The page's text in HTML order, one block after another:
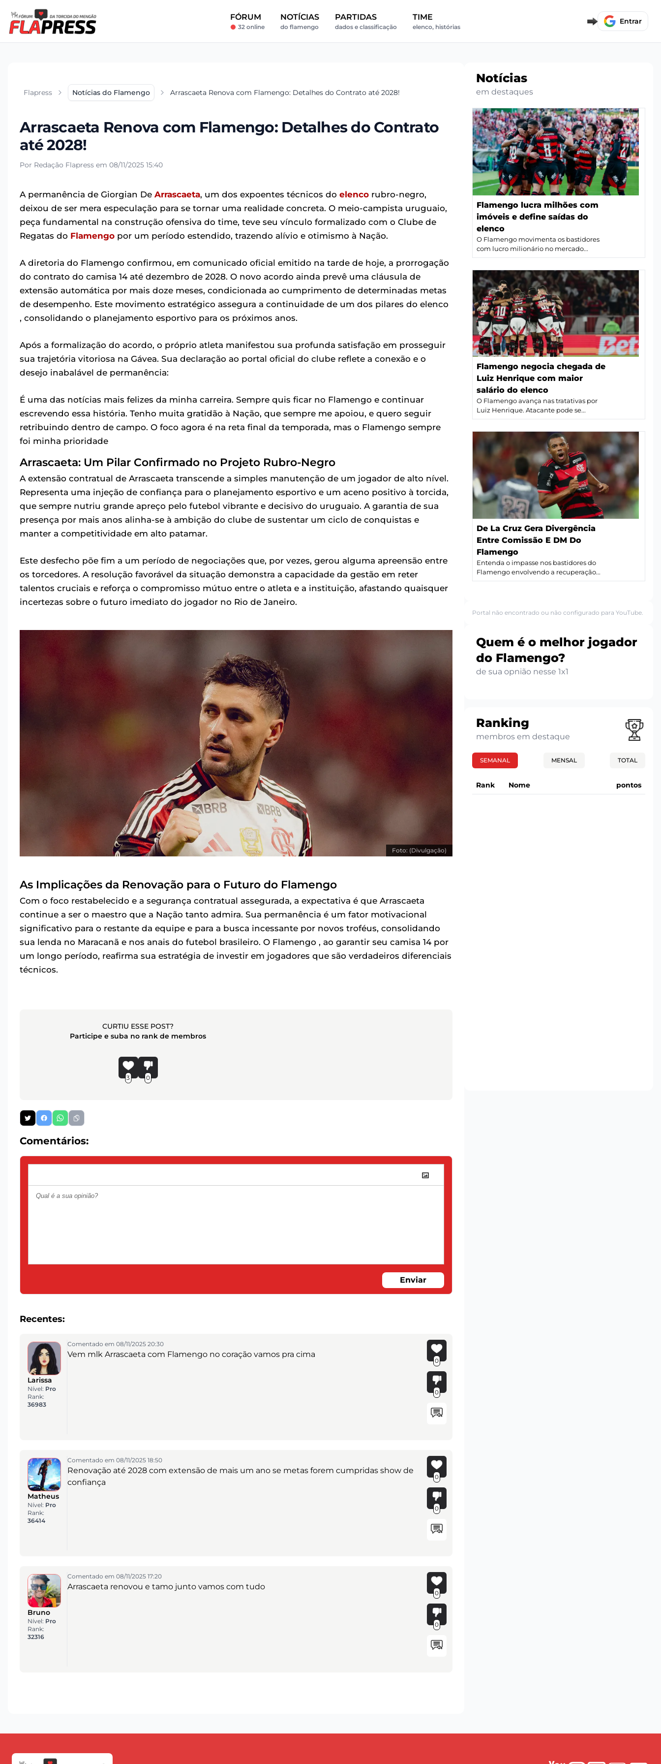
FÓRUM
32 online
NOTÍCIAS
do flamengo
PARTIDAS
dados e classificação
TIME
elenco, histórias
Entrar
Flapress Notícias do Flamengo Arrascaeta Renova com Flamengo: Detalhes do Contrato até 2028!
Arrascaeta Renova com Flamengo: Detalhes do Contrato
até 2028!
Por Redação Flapress em 08/11/2025 15:40
A permanência de Giorgian De Arrascaeta, um dos expoentes técnicos do elenco rubro-negro,
deixou de ser mera especulação para se tornar uma realidade concreta. O meio-campista uruguaio,
peça fundamental na construção ofensiva do time, teve seu vínculo formalizado com o Clube de
Regatas do Flamengo por um período estendido, trazendo alívio e otimismo à Nação.
A diretoria do Flamengo confirmou, em comunicado oficial emitido na tarde de hoje, a prorrogação
do contrato do camisa 14 até dezembro de 2028. O novo acordo ainda prevê uma cláusula de
extensão automática por mais doze meses, condicionada ao cumprimento de determinadas metas
de desempenho. Este movimento estratégico assegura a continuidade de um dos pilares do elenco
, consolidando o planejamento esportivo para os próximos anos.
Após a formalização do acordo, o próprio atleta manifestou sua profunda satisfação em prosseguir
sua trajetória vitoriosa na Gávea. Sua declaração ao portal oficial do clube reflete a conexão e o
desejo inabalável de permanência:
É uma das notícias mais felizes da minha carreira. Sempre quis ficar no Flamengo e continuar
escrevendo essa história. Tenho muita gratidão à Nação, que sempre me apoiou, e quero seguir
retribuindo dentro de campo. O foco agora é na reta final da temporada, mas o Flamengo sempre
foi minha prioridade
Arrascaeta: Um Pilar Confirmado no Projeto Rubro-Negro
A extensão contratual de Arrascaeta transcende a simples manutenção de um jogador de alto nível.
Representa uma injeção de confiança para o planejamento esportivo e um aceno positivo à torcida,
que sempre nutriu grande apreço pelo futebol vibrante e decisivo do uruguaio. A garantia de sua
presença por mais anos alinha-se à ambição do clube de sustentar um ciclo de conquistas e
manter a competitividade em alto patamar.
Este desfecho põe fim a um período de negociações que, por vezes, gerou alguma apreensão entre
os torcedores. A resolução favorável da situação demonstra a capacidade da gestão em reter
talentos cruciais e reforça o compromisso mútuo entre o atleta e a instituição, afastando quaisquer
incertezas sobre o futuro imediato do jogador no Rio de Janeiro.
Foto: (Divulgação)
As Implicações da Renovação para o Futuro do Flamengo
Com o foco restabelecido e a segurança contratual assegurada, a expectativa é que Arrascaeta
continue a ser o maestro que a Nação tanto admira. Sua permanência é um fator motivacional
significativo para o restante da equipe e para a busca incessante por novos troféus, consolidando
sua lenda no Maracanã e nos anais do futebol brasileiro. O Flamengo , ao garantir seu camisa 14 por
um longo período, reafirma sua estratégia de investir em jogadores que são verdadeiros diferenciais
técnicos.
CURTIU ESSE POST?
Participe e suba no rank de membros
3 0
Comentários:
Enviar
Recentes:
Larissa
Nível: Pro
Rank:
36983
Comentado em 08/11/2025 20:30
Vem mlk Arrascaeta com Flamengo no coração vamos pra cima
0
0
Matheus
Nível: Pro
Rank:
36414
Comentado em 08/11/2025 18:50
Renovação até 2028 com extensão de mais um ano se metas forem cumpridas show de
confiança
0
0
Bruno
Nível: Pro
Rank:
32316
Comentado em 08/11/2025 17:20
Arrascaeta renovou e tamo junto vamos com tudo
0
0
Notícias
em destaques
Flamengo lucra milhões com
imóveis e define saídas do
elenco
O Flamengo movimenta os bastidores
com lucro milionário no mercado...
Flamengo negocia chegada de
Luiz Henrique com maior
salário do elenco
O Flamengo avança nas tratativas por
Luiz Henrique. Atacante pode se...
De La Cruz Gera Divergência
Entre Comissão E DM Do
Flamengo
Entenda o impasse nos bastidores do
Flamengo envolvendo a recuperação...
Portal não encontrado ou não configurado para YouTube.
Quem é o melhor jogador
do Flamengo?
de sua opnião nesse 1x1
Ranking
membros em destaque
SEMANAL MENSAL TOTAL
Rank Nome pontos